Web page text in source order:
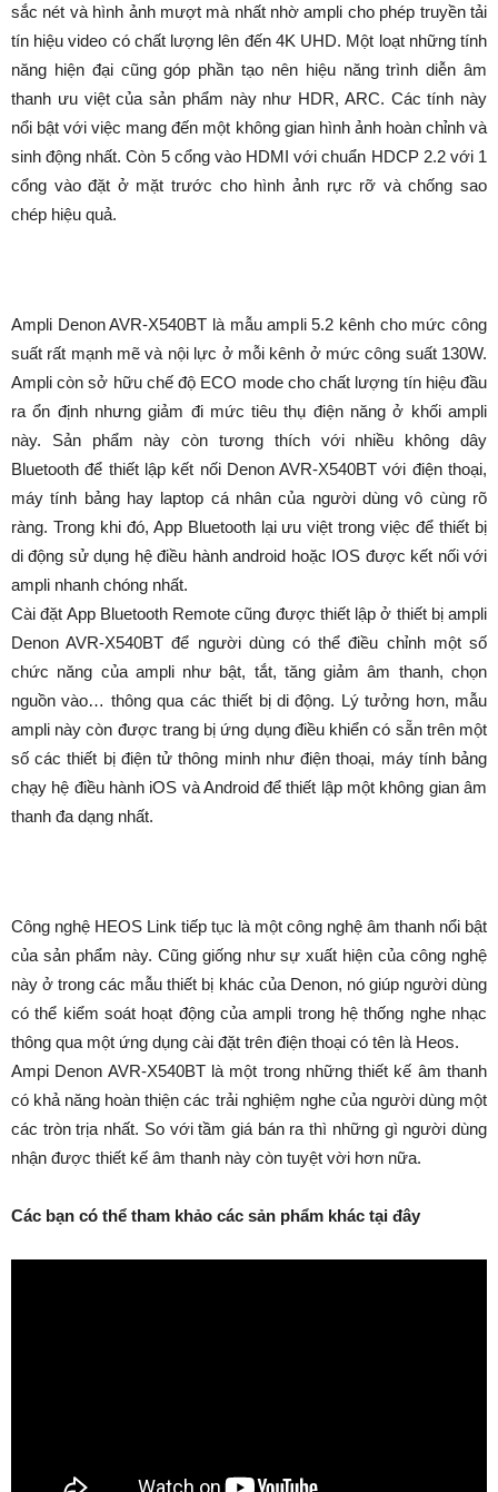
sắc nét và hình ảnh mượt mà nhất nhờ ampli cho phép truyền tải
tín hiệu video có chất lượng lên đến 4K UHD. Một loạt những tính
năng hiện đại cũng góp phần tạo nên hiệu năng trình diễn âm
thanh ưu việt của sản phẩm này như HDR, ARC. Các tính này
nổi bật với việc mang đến một không gian hình ảnh hoàn chỉnh và
sinh động nhất. Còn 5 cổng vào HDMI với chuẩn HDCP 2.2 với 1
cổng vào đặt ở mặt trước cho hình ảnh rực rỡ và chống sao
chép hiệu quả.
Ampli Denon AVR-X540BT là mẫu ampli 5.2 kênh cho mức công
suất rất mạnh mẽ và nội lực ở mỗi kênh ở mức công suất 130W.
Ampli còn sở hữu chế độ ECO mode cho chất lượng tín hiệu đầu
ra ổn định nhưng giảm đi mức tiêu thụ điện năng ở khối ampli
này. Sản phẩm này còn tương thích với nhiều không dây
Bluetooth để thiết lập kết nối Denon AVR-X540BT với điện thoại,
máy tính bảng hay laptop cá nhân của người dùng vô cùng rõ
ràng. Trong khi đó, App Bluetooth lại ưu việt trong việc để thiết bị
di động sử dụng hệ điều hành android hoặc IOS được kết nối với
ampli nhanh chóng nhất.
Cài đặt App Bluetooth Remote cũng được thiết lập ở thiết bị ampli
Denon AVR-X540BT để người dùng có thể điều chỉnh một số
chức năng của ampli như bật, tắt, tăng giảm âm thanh, chọn
nguồn vào… thông qua các thiết bị di động. Lý tưởng hơn, mẫu
ampli này còn được trang bị ứng dụng điều khiển có sẵn trên một
số các thiết bị điện tử thông minh như điện thoại, máy tính bảng
chạy hệ điều hành iOS và Android để thiết lập một không gian âm
thanh đa dạng nhất.
Công nghệ HEOS Link tiếp tục là một công nghệ âm thanh nổi bật
của sản phẩm này. Cũng giống như sự xuất hiện của công nghệ
này ở trong các mẫu thiết bị khác của Denon, nó giúp người dùng
có thể kiểm soát hoạt động của ampli trong hệ thống nghe nhạc
thông qua một ứng dụng cài đặt trên điện thoại có tên là Heos.
Ampi Denon AVR-X540BT là một trong những thiết kế âm thanh
có khả năng hoàn thiện các trải nghiệm nghe của người dùng một
các tròn trịa nhất. So với tầm giá bán ra thì những gì người dùng
nhận được thiết kế âm thanh này còn tuyệt vời hơn nữa.
Các bạn có thể tham khảo các sản phẩm khác tại đây